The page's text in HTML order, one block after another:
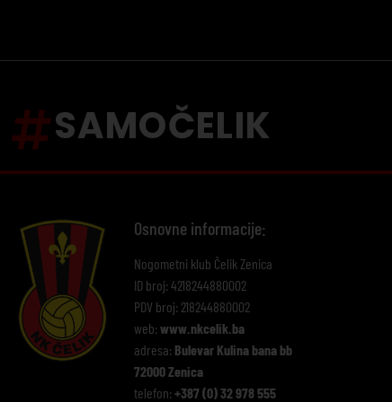
SAMOČELIK
Osnovne informacije:
Nogometni klub Čelik Zenica
ID broj: 4218244880002
PDV broj: 218244880002
web: www.nkcelik.ba
adresa: Bulevar Kulina bana bb
72000 Zenica
telefon: +387 (0) 32 978 555